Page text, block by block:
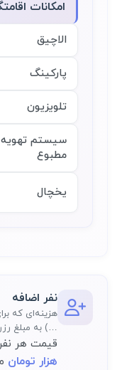
امکانات
الاچیق
پارکینگ
تلویزیون
سیستم تهویه
مطبوع
یخچال
نفر اضافه
هزینه‌ای که
…) به مبلغ
قیمت هر
هزار تومان